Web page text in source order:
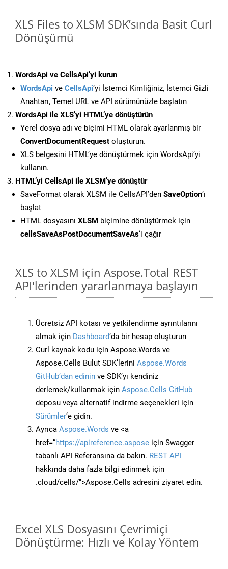
XLS Files to XLSM SDK’sında Basit Curl
Dönüşümü
WordsApi ve CellsApi’yi kurun
WordsApi ve CellsApi‘yi İstemci Kimliğiniz, İstemci Gizli
Anahtarı, Temel URL ve API sürümünüzle başlatın
WordsApi ile XLS’yi HTML’ye dönüştürün
Yerel dosya adı ve biçimi HTML olarak ayarlanmış bir
ConvertDocumentRequest oluşturun.
XLS belgesini HTML’ye dönüştürmek için WordsApi’yi
kullanın.
HTML’yi CellsApi ile XLSM’ye dönüştür
SaveFormat olarak XLSM ile CellsAPI’den SaveOption‘ı
başlat
HTML dosyasını XLSM biçimine dönüştürmek için
cellsSaveAsPostDocumentSaveAs‘i çağır
XLS to XLSM için Aspose.Total REST
API'lerinden yararlanmaya başlayın
Ücretsiz API kotası ve yetkilendirme ayrıntılarını
almak için Dashboard‘da bir hesap oluşturun
Curl kaynak kodu için Aspose.Words ve
Aspose.Cells Bulut SDK’lerini Aspose.Words
GitHub’dan edinin ve SDK’yı kendiniz
derlemek/kullanmak için Aspose.Cells GitHub
deposu veya alternatif indirme seçenekleri için
Sürümler‘e gidin.
Ayrıca Aspose.Words ve <a
href=“https://apireference.aspose için Swagger
tabanlı API Referansına da bakın. REST API
hakkında daha fazla bilgi edinmek için
.cloud/cells/">Aspose.Cells adresini ziyaret edin.
Excel XLS Dosyasını Çevrimiçi
Dönüştürme: Hızlı ve Kolay Yöntem